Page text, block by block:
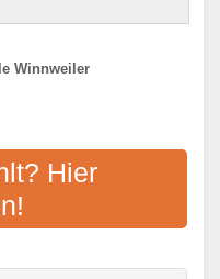
Winnweiler
17, 67292
Aktualisiert: August 2021
Hier